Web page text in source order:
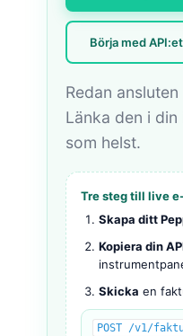
Börja med API:et
Redan
Länka den i
som helst.
Tre steg till live
Skapa ditt
Kopiera din
Skicka en
POST /v1/